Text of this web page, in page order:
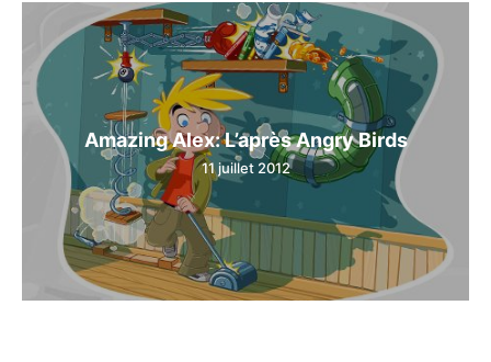
Amazing Alex: L’après Angry Birds
11 juillet 2012